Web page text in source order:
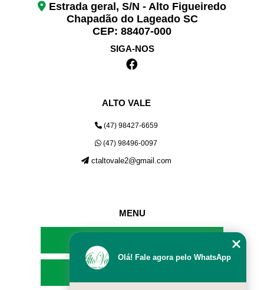
Estrada geral, S/N - Alto Figueiredo
Chapadão do Lageado SC
CEP: 88407-000
SIGA-NOS
ALTO VALE
(47) 98427-6659
(47) 98496-0097
ctaltovale2@gmail.com
MENU
Olá! Fale agora pelo WhatsApp